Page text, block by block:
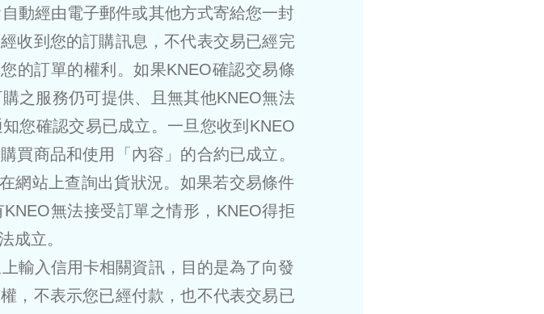
動經由電子郵件或其他方式寄給您一封
收到您的訂購訊息，不代表交易已經完
的訂單的權利。如果KNEO確認交易條
之服務仍可提供、且無其他KNEO無法
您確認交易已成立。一旦您收到KNEO
買商品和使用「內容」的合約已成立。
網站上查詢出貨狀況。如果若交易條件
無法接受訂單之情形，KNEO得拒
成立。
輸入信用卡相關資訊，目的是為了向發
，不表示您已經付款，也不代表交易已